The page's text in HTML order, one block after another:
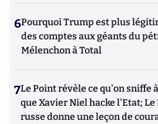
6Pourquoi Trump est plus
des comptes aux géants du
Mélenchon à Total
7Le Point révèle ce qu'on sniffe
que Xavier Niel hacke l'Etat; Le
russe donne une leçon de